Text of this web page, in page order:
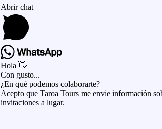
Abrir chat
Hola 👋
Con gusto...
¿En qué podemos colaborarte?
Acepto que Taroa Tours me envie información
invitaciones a lugar.